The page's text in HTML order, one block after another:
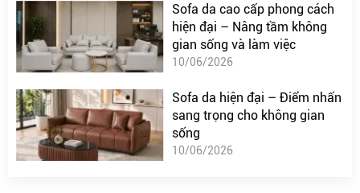
Sofa da cao cấp phong cách
hiện đại – Nâng tầm không
gian sống và làm việc
10/06/2026
Sofa da hiện đại – Điểm nhấn
sang trọng cho không gian
sống
10/06/2026